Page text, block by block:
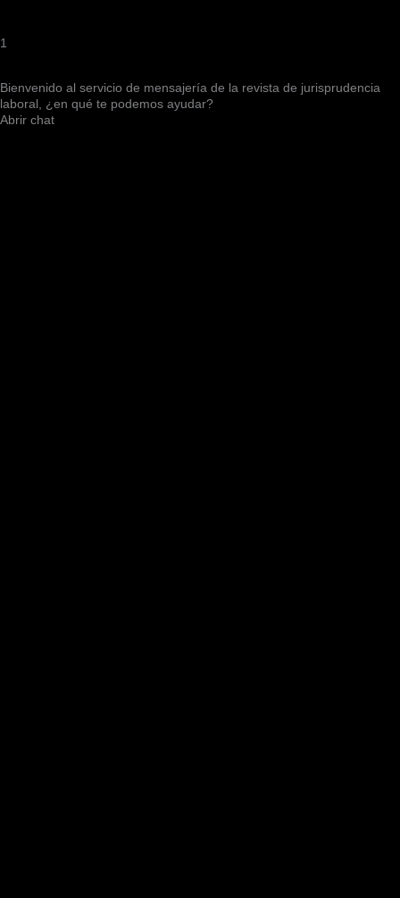
1
Bienvenido al servicio de mensajería de la revista de jurisprudencia
laboral, ¿en qué te podemos ayudar?
Abrir chat